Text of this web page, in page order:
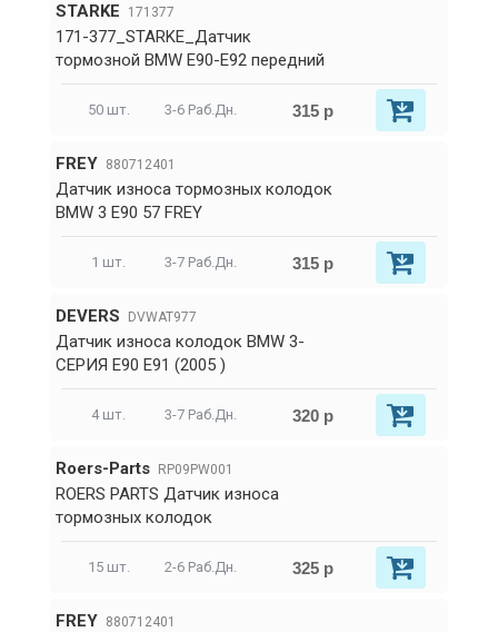
STARKE 171377
171-377_STARKE_Датчик
тормозной BMW E90-E92 передний
50 шт. 3-6 Раб.Дн. 315 р
FREY 880712401
Датчик износа тормозных колодок
BMW 3 E90 57 FREY
1 шт. 3-7 Раб.Дн. 315 р
DEVERS DVWAT977
Датчик износа колодок BMW 3-
СЕРИЯ E90 E91 (2005 )
4 шт. 3-7 Раб.Дн. 320 р
Roers-Parts RP09PW001
ROERS PARTS Датчик износа
тормозных колодок
15 шт. 2-6 Раб.Дн. 325 р
FREY 880712401